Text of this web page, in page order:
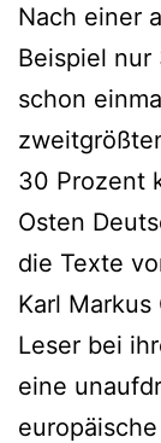
Nach einer
Beispiel
schon
30 Prozent
Osten
die Texte
Karl
Leser bei
eine